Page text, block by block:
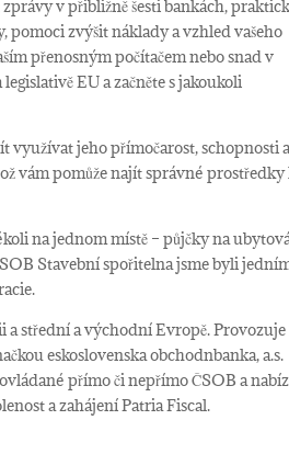
v přibližně šesti bankách,
pomoci zvýšit náklady a vzhled vašeho
přenosným počítačem nebo snad v
EU a začněte s jakoukoli
využívat jeho přímočarost, schopnosti
vám pomůže najít správné prostředky
na jednom místě – půjčky na
Stavební spořitelna jsme byli
a střední a východní Evropě.
eskoslovenska obchodnbanka, a.s.
přímo či nepřímo ČSOB a
nost a zahájení Patria Fiscal.